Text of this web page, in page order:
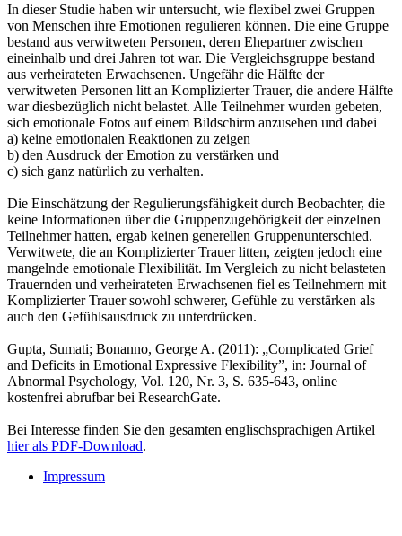
In dieser Studie haben wir untersucht, wie flexibel zwei Gruppen
von Menschen ihre Emotionen regulieren können. Die eine Gruppe
bestand aus verwitweten Personen, deren Ehepartner zwischen
eineinhalb und drei Jahren tot war. Die Vergleichsgruppe bestand
aus verheirateten Erwachsenen. Ungefähr die Hälfte der
verwitweten Personen litt an Komplizierter Trauer, die andere Hälfte
war diesbezüglich nicht belastet. Alle Teilnehmer wurden gebeten,
sich emotionale Fotos auf einem Bildschirm anzusehen und dabei
a) keine emotionalen Reaktionen zu zeigen
b) den Ausdruck der Emotion zu verstärken und
c) sich ganz natürlich zu verhalten.
Die Einschätzung der Regulierungsfähigkeit durch Beobachter, die
keine Informationen über die Gruppenzugehörigkeit der einzelnen
Teilnehmer hatten, ergab keinen generellen Gruppenunterschied.
Verwitwete, die an Komplizierter Trauer litten, zeigten jedoch eine
mangelnde emotionale Flexibilität. Im Vergleich zu nicht belasteten
Trauernden und verheirateten Erwachsenen fiel es Teilnehmern mit
Komplizierter Trauer sowohl schwerer, Gefühle zu verstärken als
auch den Gefühlsausdruck zu unterdrücken.
Gupta, Sumati; Bonanno, George A. (2011): „Complicated Grief
and Deficits in Emotional Expressive Flexibility”, in: Journal of
Abnormal Psychology, Vol. 120, Nr. 3, S. 635-643, online
kostenfrei abrufbar bei ResearchGate.
Bei Interesse finden Sie den gesamten englischsprachigen Artikel
hier als PDF-Download.
Impressum